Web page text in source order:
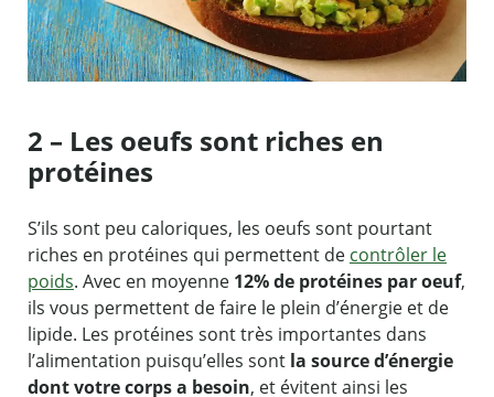
2 – Les oeufs sont riches en
protéines
S’ils sont peu caloriques, les oeufs sont pourtant
riches en protéines qui permettent de contrôler le
poids. Avec en moyenne 12% de protéines par oeuf,
ils vous permettent de faire le plein d’énergie et de
lipide. Les protéines sont très importantes dans
l’alimentation puisqu’elles sont la source d’énergie
dont votre corps a besoin, et évitent ainsi les